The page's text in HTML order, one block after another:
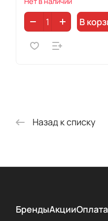
В
Назад к списку
БрендыАкции